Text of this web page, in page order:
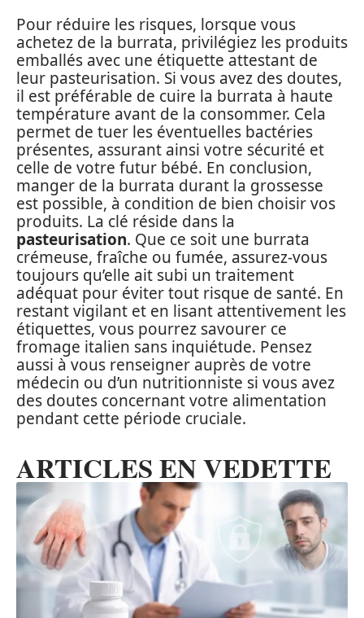
Pour réduire les risques, lorsque vous
achetez de la burrata, privilégiez les produits
emballés avec une étiquette attestant de
leur pasteurisation. Si vous avez des doutes,
il est préférable de cuire la burrata à haute
température avant de la consommer. Cela
permet de tuer les éventuelles bactéries
présentes, assurant ainsi votre sécurité et
celle de votre futur bébé. En conclusion,
manger de la burrata durant la grossesse
est possible, à condition de bien choisir vos
produits. La clé réside dans la
pasteurisation. Que ce soit une burrata
crémeuse, fraîche ou fumée, assurez-vous
toujours qu’elle ait subi un traitement
adéquat pour éviter tout risque de santé. En
restant vigilant et en lisant attentivement les
étiquettes, vous pourrez savourer ce
fromage italien sans inquiétude. Pensez
aussi à vous renseigner auprès de votre
médecin ou d’un nutritionniste si vous avez
des doutes concernant votre alimentation
pendant cette période cruciale.
ARTICLES EN VEDETTE